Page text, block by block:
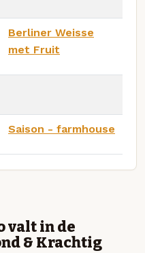
Berliner Weisse
met Fruit
Saison - farmhouse
valt in de
& Krachtig